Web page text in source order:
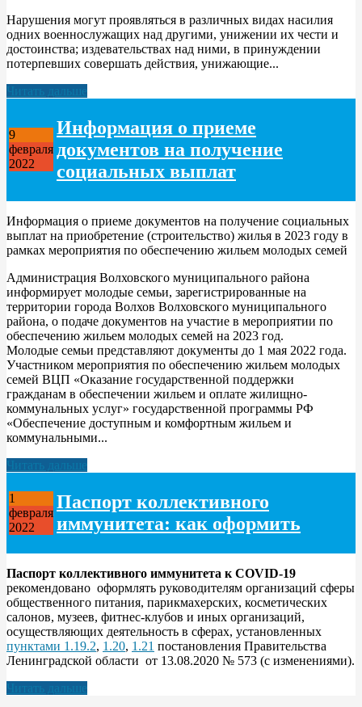
Нарушения могyт проявляться в различных видах насилия
одних военнослужащих над другими, унижении их чести и
достоинства; издевательствах над ними, в принуждении
потерпевших совершать действия, унижающие...
Читать дальше
9
февраля
2022
Информация о приеме
документов на получение
социальных выплат
Информация о приеме документов на получение социальных
выплат на приобретение (строительство) жилья в 2023 году в
рамках мероприятия по обеспечению жильем молодых семей
Администрация Волховского муниципального района
информирует молодые семьи, зарегистрированные на
территории города Волхов Волховского муниципального
района, о подаче документов на участие в мероприятии по
обеспечению жильем молодых семей на 2023 год.
Молодые семьи представляют документы до 1 мая 2022 года.
Участником мероприятия по обеспечению жильем молодых
семей ВЦП «Оказание государственной поддержки
гражданам в обеспечении жильем и оплате жилищно-
коммунальных услуг» государственной программы РФ
«Обеспечение доступным и комфортным жильем и
коммунальными...
Читать дальше
1
февраля
2022
Паспорт коллективного
иммунитета: как оформить
Паспорт коллективного иммунитета к COVID-19
рекомендовано оформлять руководителям организаций сферы
общественного питания, парикмахерских, косметических
салонов, музеев, фитнес-клубов и иных организаций,
осуществляющих деятельность в сферах, установленных
пунктами 1.19.2, 1.20, 1.21 постановления Правительства
Ленинградской области от 13.08.2020 № 573 (с изменениями).
Читать дальше